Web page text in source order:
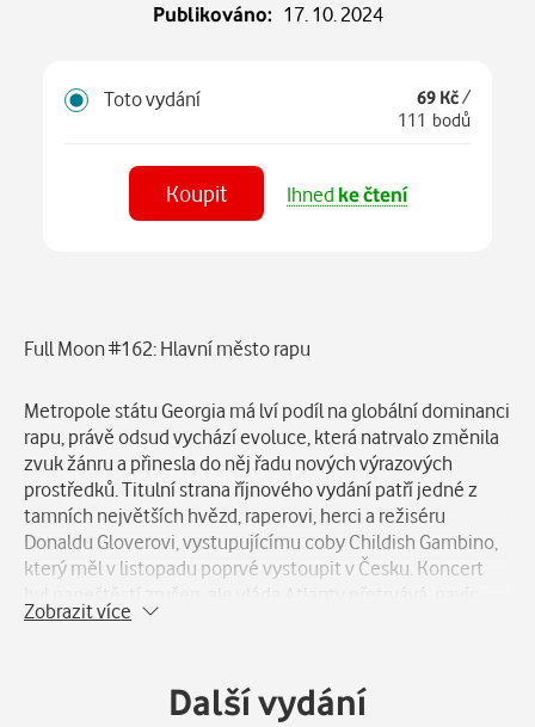
Publikováno: 17. 10. 2024
Toto vydání 69 Kč/
111 bodů
Koupit Ihned ke čtení
Full Moon #162: Hlavní město rapu
Metropole státu Georgia má lví podíl na globální dominanci
rapu, právě odsud vychází evoluce, která natrvalo změnila
zvuk žánru a přinesla do něj řadu nových výrazových
prostředků. Titulní strana říjnového vydání patří jedné z
tamních největších hvězd, raperovi, herci a režiséru
Donaldu Gloverovi, vystupujícímu coby Childish Gambino,
který měl v listopadu poprvé vystoupit v Česku. Koncert
místní scéna není jen on. Hlavní město rapu.
Titulní téma Full Moonu s pořadovým číslem #162 začíná
rozsáhlým textem o atlantské scéně, který se dotýká jak
Zobrazit více
Další vydání